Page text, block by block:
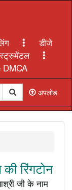
डीजे
DMCA
अपलोड
रिंगटोन
जी के नाम